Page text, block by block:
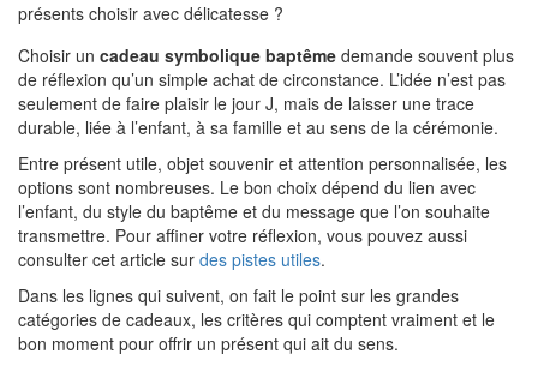
présents choisir avec délicatesse ?
Choisir un cadeau symbolique baptême demande souvent plus
de réflexion qu’un simple achat de circonstance. L’idée n’est pas
seulement de faire plaisir le jour J, mais de laisser une trace
durable, liée à l’enfant, à sa famille et au sens de la cérémonie.
Entre présent utile, objet souvenir et attention personnalisée, les
options sont nombreuses. Le bon choix dépend du lien avec
l’enfant, du style du baptême et du message que l’on souhaite
transmettre. Pour affiner votre réflexion, vous pouvez aussi
consulter cet article sur des pistes utiles.
Dans les lignes qui suivent, on fait le point sur les grandes
catégories de cadeaux, les critères qui comptent vraiment et le
bon moment pour offrir un présent qui ait du sens.